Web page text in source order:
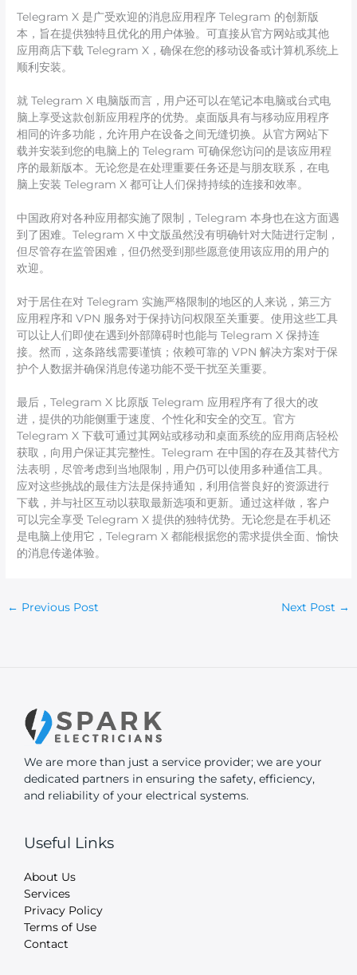
Telegram X 是广受欢迎的消息应用程序 Telegram 的创新版
本，旨在提供独特且优化的用户体验。可直接从官方网站或其他
应用商店下载 Telegram X，确保在您的移动设备或计算机系统上
顺利安装。
就 Telegram X 电脑版而言，用户还可以在笔记本电脑或台式电
脑上享受这款创新应用程序的优势。桌面版具有与移动应用程序
相同的许多功能，允许用户在设备之间无缝切换。从官方网站下
载并安装到您的电脑上的 Telegram 可确保您访问的是该应用程
序的最新版本。无论您是在处理重要任务还是与朋友联系，在电
脑上安装 Telegram X 都可让人们保持持续的连接和效率。
中国政府对各种应用都实施了限制，Telegram 本身也在这方面遇
到了困难。Telegram X 中文版虽然没有明确针对大陆进行定制，
但尽管存在监管困难，但仍然受到那些愿意使用该应用的用户的
欢迎。
对于居住在对 Telegram 实施严格限制的地区的人来说，第三方
应用程序和 VPN 服务对于保持访问权限至关重要。使用这些工具
可以让人们即使在遇到外部障碍时也能与 Telegram X 保持连
接。然而，这条路线需要谨慎；依赖可靠的 VPN 解决方案对于保
护个人数据并确保消息传递功能不受干扰至关重要。
最后，Telegram X 比原版 Telegram 应用程序有了很大的改
进，提供的功能侧重于速度、个性化和安全的交互。官方
Telegram X 下载可通过其网站或移动和桌面系统的应用商店轻松
获取，向用户保证其完整性。Telegram 在中国的存在及其替代方
法表明，尽管考虑到当地限制，用户仍可以使用多种通信工具。
应对这些挑战的最佳方法是保持通知，利用信誉良好的资源进行
下载，并与社区互动以获取最新选项和更新。通过这样做，客户
可以完全享受 Telegram X 提供的独特优势。无论您是在手机还
是电脑上使用它，Telegram X 都能根据您的需求提供全面、愉快
的消息传递体验。
← Previous Post Next Post →
We are more than just a service provider; we are your
dedicated partners in ensuring the safety, efficiency,
and reliability of your electrical systems.
Useful Links
About Us
Services
Privacy Policy
Terms of Use
Contact